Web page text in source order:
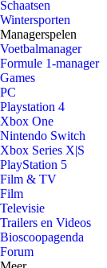
Schaatsen
Wintersporten
Managerspelen
Voetbalmanager
Formule 1-manager
Games
PC
Playstation 4
Xbox One
Nintendo Switch
Xbox Series X|S
PlayStation 5
Film & TV
Film
Televisie
Trailers en Videos
Bioscoopagenda
Forum